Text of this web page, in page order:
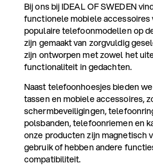
Bij ons bij IDEAL OF SWEDEN
functionele mobiele accessoires
populaire telefoonmodellen op
zijn gemaakt van zorgvuldig
zijn ontworpen met zowel het
functionaliteit in gedachten.
Naast telefoonhoesjes bieden
tassen en mobiele accessoires,
schermbeveiligingen,
polsbanden, telefoonriemen en
onze producten zijn magnetisch
gebruik of hebben andere
compatibiliteit.